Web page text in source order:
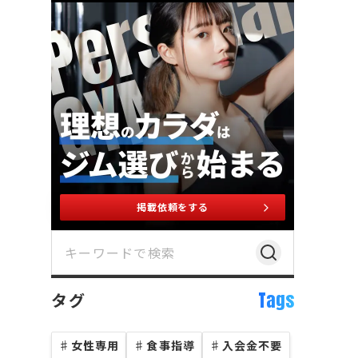
掲載依頼をする
タグ Tags
♯ 女性専用 ♯ 食事指導 ♯ 入会金不要